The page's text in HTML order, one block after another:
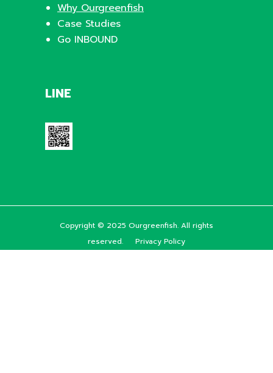
Why Ourgreenfish
Case Studies
Go INBOUND
LINE
Copyright © 2025 Ourgreenfish. All rights
reserved. Privacy Policy